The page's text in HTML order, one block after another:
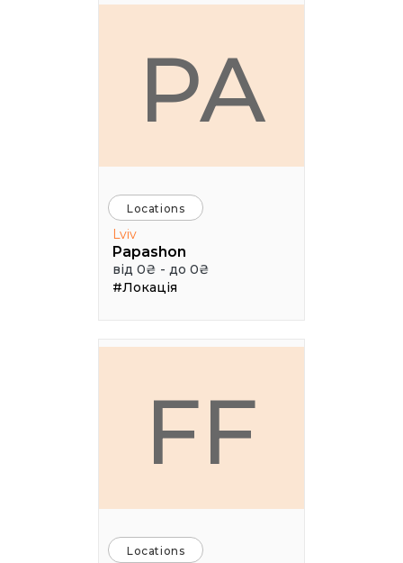
PA
Locations
Lviv
Papashon
від 0₴ - до 0₴
#Локація
FF
Locations